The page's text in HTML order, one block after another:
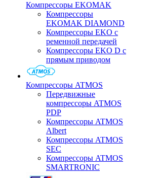
Компрессоры EKOMAK
Компрессоры
EKOMAK DIAMOND
Компрессоры EKO c
ременной передачей
Компрессоры EKO D с
прямым приводом
Компрессоры ATMOS
Передвижные
компрессоры ATMOS
PDP
Компрессоры ATMOS
Albert
Компрессоры ATMOS
SEC
Компрессоры ATMOS
SMARTRONIC